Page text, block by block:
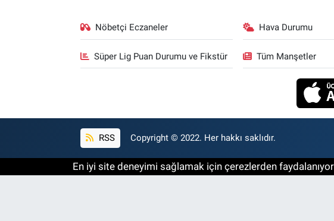
Nöbetçi Eczaneler Hava Durumu
Süper Lig Puan Durumu ve Fikstür Tüm Manşetler
RSS Copyright © 2022. Her hakkı saklıdır.
En iyi site deneyimi sağlamak için çerezlerden